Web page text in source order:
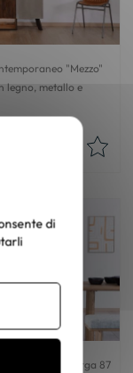
"Mezzo"
legno, metallo e
"Maestro" larga 87
di